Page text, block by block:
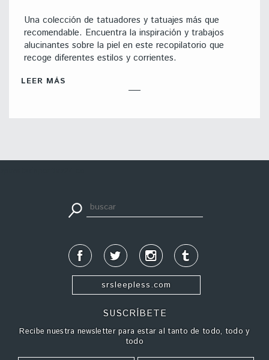
Una colección de tatuadores y tatuajes más que
recomendable. Encuentra la inspiración y trabajos
alucinantes sobre la piel en este recopilatorio que
recoge diferentes estilos y corrientes.
LEER MÁS
srsleepless.com
SUSCRÍBETE
Recibe nuestra newsletter para estar al tanto de todo, todo y
todo